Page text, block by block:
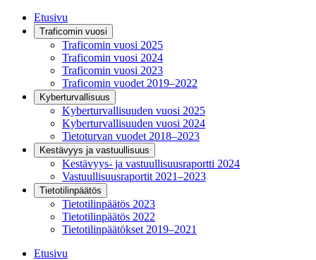
Etusivu
Traficomin vuosi
Traficomin vuosi 2025
Traficomin vuosi 2024
Traficomin vuosi 2023
Traficomin vuodet 2019–2022
Kyberturvallisuus
Kyberturvallisuuden vuosi 2025
Kyberturvallisuuden vuosi 2024
Tietoturvan vuodet 2018–2023
Kestävyys ja vastuullisuus
Kestävyys- ja vastuullisuusraportti 2024
Vastuullisuusraportit 2021–2023
Tietotilinpäätös
Tietotilinpäätös 2023
Tietotilinpäätös 2022
Tietotilinpäätökset 2019–2021
Etusivu